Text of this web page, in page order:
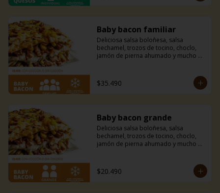
Baby bacon familiar
Deliciosa salsa boloñesa, salsa
bechamel, trozos de tocino, choclo,
jamón de pierna ahumado y mucho
$35.490
Baby bacon grande
Deliciosa salsa boloñesa, salsa
bechamel, trozos de tocino, choclo,
jamón de pierna ahumado y mucho
$20.490